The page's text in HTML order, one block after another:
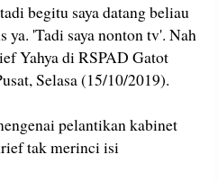
begitu saya datang beliau
ya. 'Tadi saya nonton tv'. Nah
Yahya di RSPAD Gatot
Selasa (15/10/2019).
pelantikan kabinet
tak merinci isi